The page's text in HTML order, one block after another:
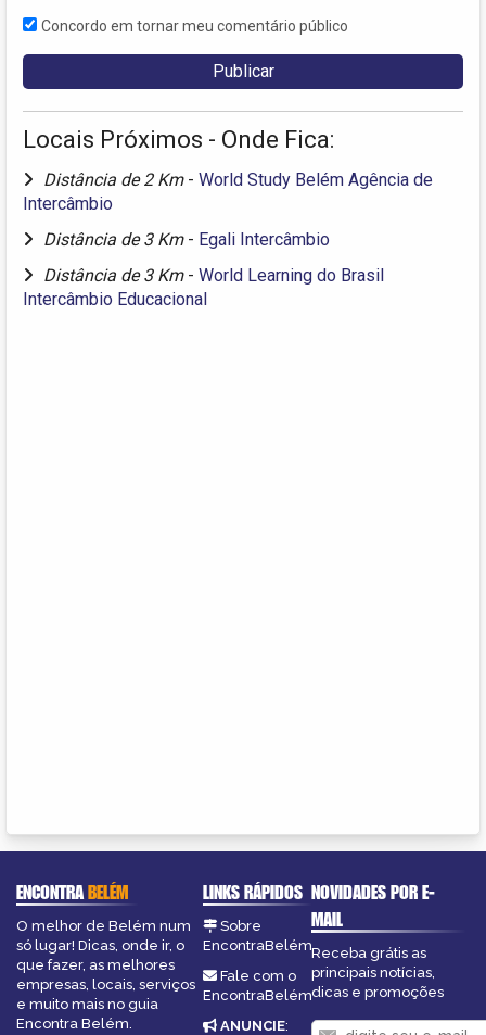
Concordo em tornar meu comentário público
Locais Próximos - Onde Fica:
Distância de 2 Km - World Study Belém Agência de
Intercâmbio
Distância de 3 Km - Egali Intercâmbio
Distância de 3 Km - World Learning do Brasil
Intercâmbio Educacional
ENCONTRABELÉM
O melhor de Belém num
só lugar! Dicas, onde ir, o
que fazer, as melhores
empresas, locais, serviços
e muito mais no guia
Encontra Belém.
LINKS RÁPIDOS
Sobre
EncontraBelém
Fale com o
EncontraBelém
ANUNCIE:
NOVIDADES POR E-
MAIL
Receba grátis as
principais notícias,
dicas e promoções